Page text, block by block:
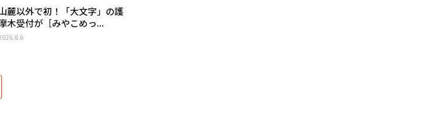
麓以外で初！「大文字」の護
木受付が［みやこめっ...